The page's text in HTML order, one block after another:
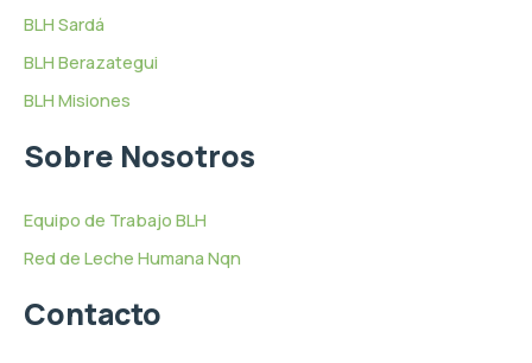
BLH Sardá
BLH Berazategui
BLH Misiones
Sobre Nosotros
Equipo de Trabajo BLH
Red de Leche Humana Nqn
Contacto